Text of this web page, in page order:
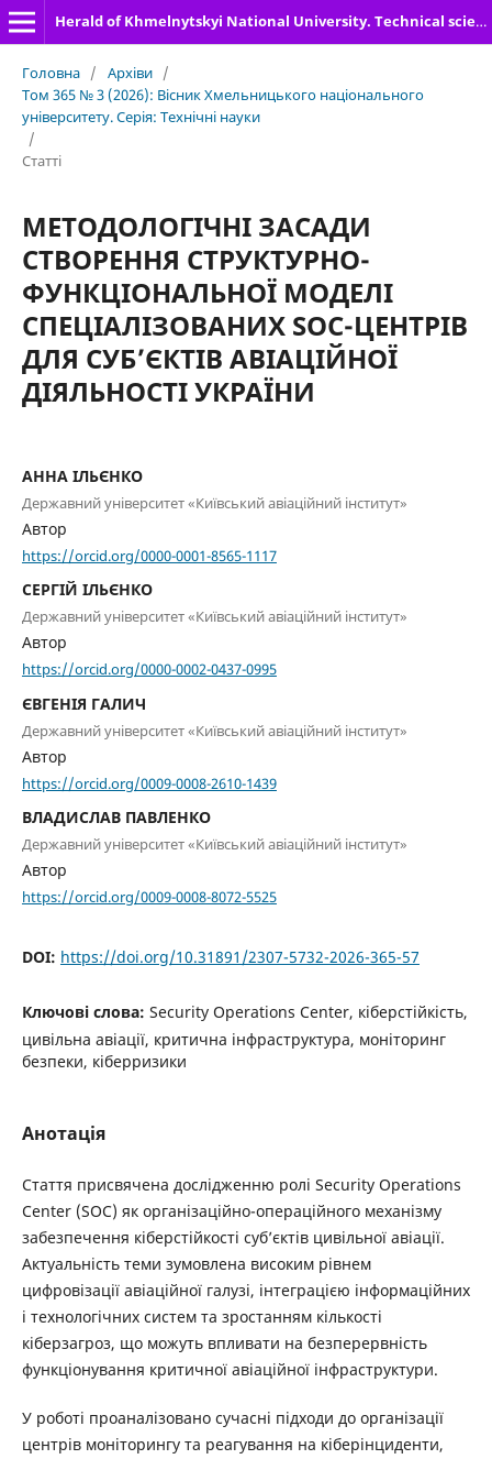
Herald of Khmelnytskyi National University. Technical sciences
Головна / Архіви /
Том 365 № 3 (2026): Вісник Хмельницького національного
університету. Серія: Технічні науки
/
Статті
МЕТОДОЛОГІЧНІ ЗАСАДИ
СТВОРЕННЯ СТРУКТУРНО-
ФУНКЦІОНАЛЬНОЇ МОДЕЛІ
СПЕЦІАЛІЗОВАНИХ SOC-ЦЕНТРІВ
ДЛЯ СУБ’ЄКТІВ АВІАЦІЙНОЇ
ДІЯЛЬНОСТІ УКРАЇНИ
АННА ІЛЬЄНКО
Державний університет «Київський авіаційний інститут»
Автор
https://orcid.org/0000-0001-8565-1117
СЕРГІЙ ІЛЬЄНКО
Державний університет «Київський авіаційний інститут»
Автор
https://orcid.org/0000-0002-0437-0995
ЄВГЕНІЯ ГАЛИЧ
Державний університет «Київський авіаційний інститут»
Автор
https://orcid.org/0009-0008-2610-1439
ВЛАДИСЛАВ ПАВЛЕНКО
Державний університет «Київський авіаційний інститут»
Автор
https://orcid.org/0009-0008-8072-5525
DOI: https://doi.org/10.31891/2307-5732-2026-365-57
Ключові слова: Security Operations Center, кіберстійкість,
цивільна авіації, критична інфраструктура, моніторинг
безпеки, кіберризики
Анотація
Стаття присвячена дослідженню ролі Security Operations
Center (SOC) як організаційно-операційного механізму
забезпечення кіберстійкості суб’єктів цивільної авіації.
Актуальність теми зумовлена високим рівнем
цифровізації авіаційної галузі, інтеграцією інформаційних
і технологічних систем та зростанням кількості
кіберзагроз, що можуть впливати на безперервність
функціонування критичної авіаційної інфраструктури.
У роботі проаналізовано сучасні підходи до організації
центрів моніторингу та реагування на кіберінциденти,